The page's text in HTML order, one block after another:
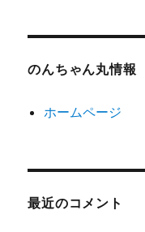
のんちゃん丸情報
ホームページ
最近のコメント